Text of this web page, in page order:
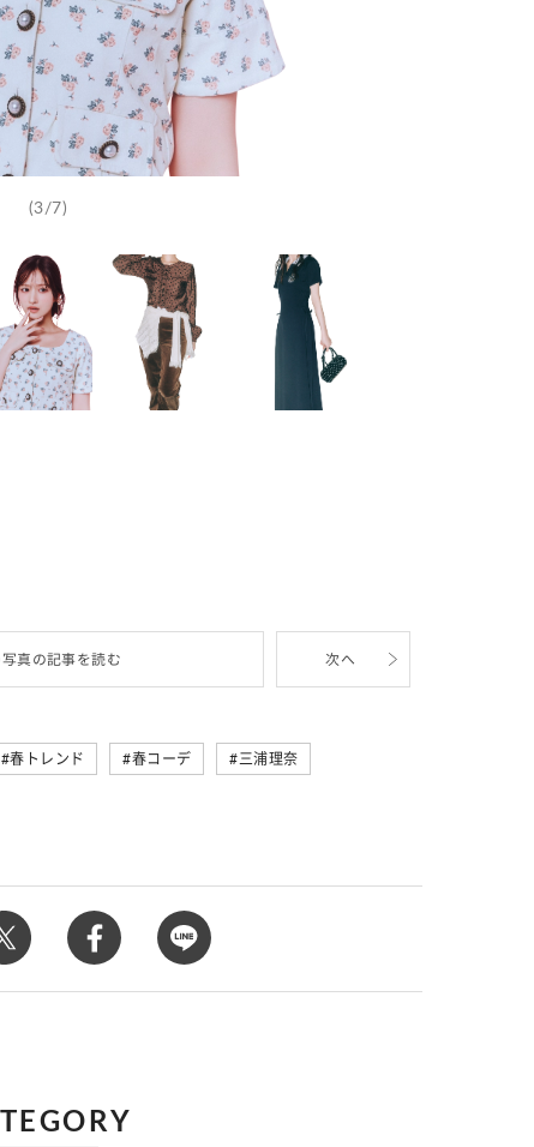
(3/7)
写真の記事を読む 次へ
春トレンド 春コーデ 三浦理奈
座別】今月の恋愛運♡ 7月23日～
日の運勢は？
【Dリーグ】Ray世代注目のプ
集団♡ 各チームを彩る「イケ